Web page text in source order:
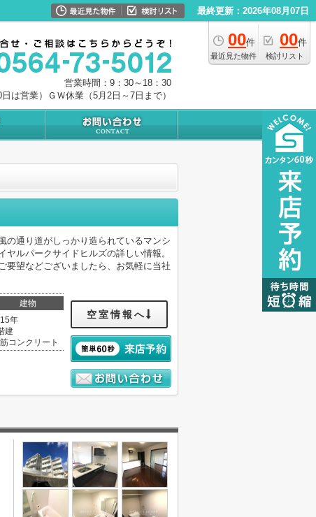
最終更新：2026年08月07日
00件
最近見た物件
00件
検討リスト
営業時間：9：30～18：30
は営業）ＧＷ休業（5月2日～7日まで）
の通り道がしっかり造られているマンシ
ルパークサイドヒルズの詳しい情報。
要望などございましたら、お気軽に当社
建物
年
建
コンクリート
空室情報へ